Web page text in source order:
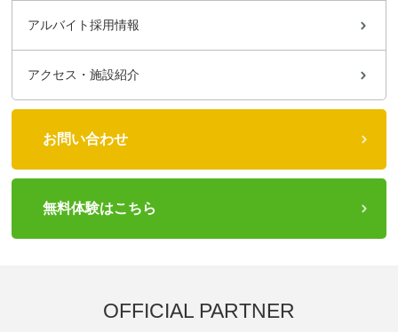
アルバイト採用情報
アクセス・施設紹介
お問い合わせ
無料体験はこちら
OFFICIAL PARTNER